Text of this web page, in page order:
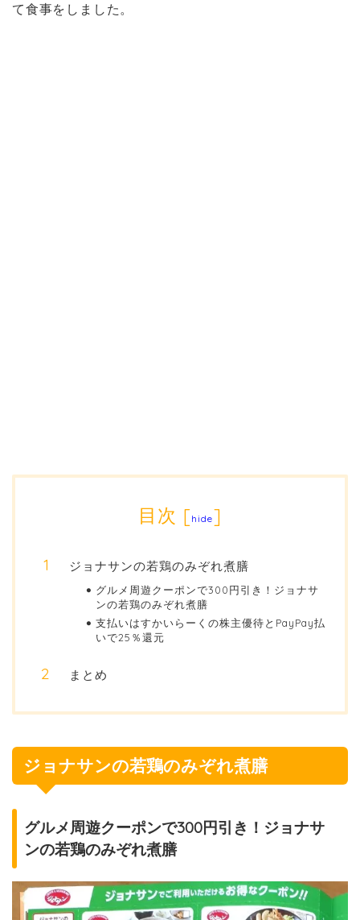
て食事をしました。
目次 [hide]
ジョナサンの若鶏のみぞれ煮膳
グルメ周遊クーポンで300円引き！ジョナサ
ンの若鶏のみぞれ煮膳
支払いはすかいらーくの株主優待とPayPay払
いで25％還元
まとめ
ジョナサンの若鶏のみぞれ煮膳
グルメ周遊クーポンで300円引き！ジョナサ
ンの若鶏のみぞれ煮膳